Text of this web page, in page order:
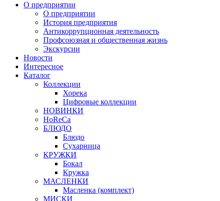
О предприятии
О предприятии
История предприятия
Антикоррупционная деятельность
Профсоюзная и общественная жизнь
Экскурсии
Новости
Интересное
Каталог
Коллекции
Хорека
Цифровые коллекции
НОВИНКИ
HoReCa
БЛЮДО
Блюдо
Сухарница
КРУЖКИ
Бокал
Кружка
МАСЛЕНКИ
Масленка (комплект)
МИСКИ